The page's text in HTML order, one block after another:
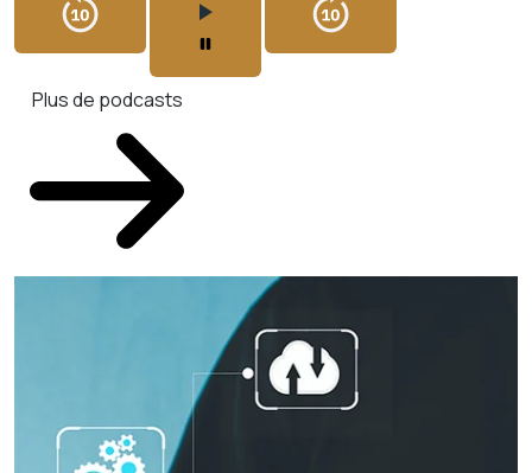
Plus de podcasts